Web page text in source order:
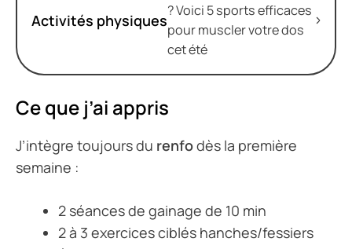
Activités physiques
? Voici 5 sports efficaces
pour muscler votre dos
cet été
Ce que j’ai appris
J’intègre toujours du renfodès la première
semaine :
2 séances de gainage de 10 min
2 à 3 exercices ciblés hanches/fessiers